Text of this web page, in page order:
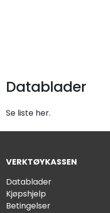
Datablader
Se liste her.
VERKTØYKASSEN
Datablader
Kjøpshjelp
Betingelser
Komfort
VVS
Motor/Styring